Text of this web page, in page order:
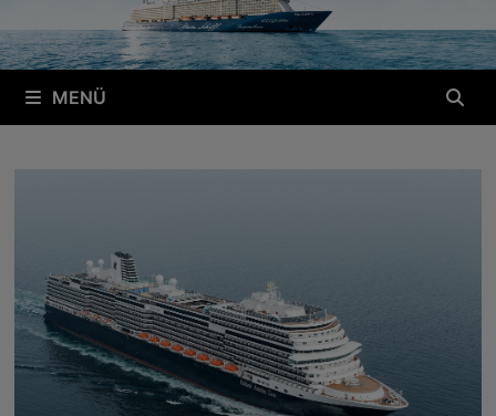
MENÜ